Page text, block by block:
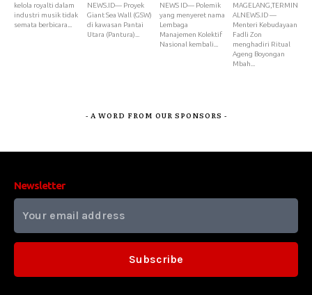
kelola royalti dalam
industri musik tidak
semata berbicara...
NEWS.ID— Proyek
Giant Sea Wall (GSW)
di kawasan Pantai
Utara (Pantura)...
NEWS ID— Polemik
yang menyeret nama
Lembaga
Manajemen Kolektif
Nasional kembali...
MAGELANG,TERMIN
ALNEWS.ID —
Menteri Kebudayaan
Fadli Zon
menghadiri Ritual
Ageng Boyongan
Mbah...
- A WORD FROM OUR SPONSORS -
Newsletter
Subscribe